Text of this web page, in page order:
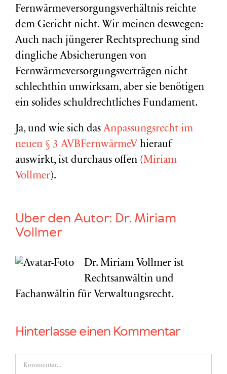
Fernwärmeversorgungsverhältnis reichte
dem Gericht nicht. Wir meinen deswegen:
Auch nach jüngerer Rechtsprechung sind
dingliche Absicherungen von
Fernwärmeversorgungsverträgen nicht
schlechthin unwirksam, aber sie benötigen
ein solides schuldrechtliches Fundament.
Ja, und wie sich das Anpassungsrecht im
neuen § 3 AVBFernwärmeV hierauf
auswirkt, ist durchaus offen (Miriam
Vollmer).
Über den Autor: Dr. Miriam
Vollmer
Dr. Miriam Vollmer ist
Rechtsanwältin und
Fachanwältin für Verwaltungsrecht.
Hinterlasse einen Kommentar
Kommentar